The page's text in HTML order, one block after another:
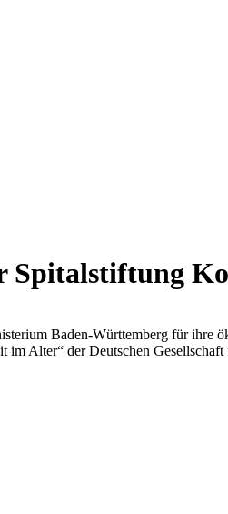
Spitalstiftung
Baden-Württemberg für ihre
im Alter“ der Deutschen